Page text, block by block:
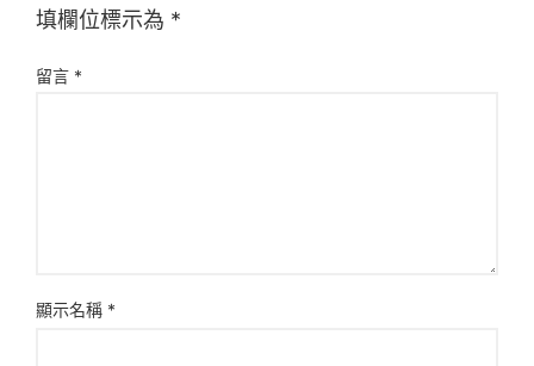
填欄位標示為 *
留言 *
顯示名稱 *